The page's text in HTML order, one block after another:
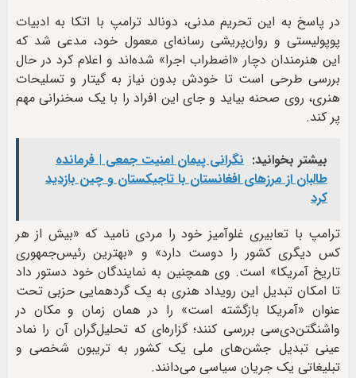
در پاسخ به این تحریم مدنی، دونالد ترامپ با اتکا به ادبیات
پوپولیستی و روان‌پریشی رسانه‌ای معمول خود، مدعی شد که
این هنرمندان دچار «اضطراب اجرا» شده‌اند و اعلام کرد در حال
بررسی طرحی است تا خودش بدون نیاز به گیتار و تسلیحات
هنری، روی صحنه بیاید و جای این افراد را با یک سخنرانی مهم
پر کند.
بیشتر بخوانید: نگرانی پیمان امنیت جمعی | فرمانده
طالبان از مرزهای افغانستان با تاجیکستان و چین بازدید
کرد
ترامپ با تعابیری غلوآمیز خود را مردی نامید که «بیش از هر
کس دیگری کشور را دوست دارد» و «بهترین رئیس‌جمهوری
تاریخ آمریکا» است. وی همچنین به نمایندگان خود دستور داد
تا امکان تبدیل این رویداد هنری به یک گردهمایی حزبی تحت
عنوان «آمریکا بازگشته است» را در همان زمان و مکان در
واشنگتن‌دی‌سی بررسی کنند؛ گزاره‌ای که تحلیل‌گران آن را نماد
عینی تبدیل جشن‌های ملی یک کشور به تریبون شخصی و
تبلیغاتی یک جریان سیاسی می‌دانند.